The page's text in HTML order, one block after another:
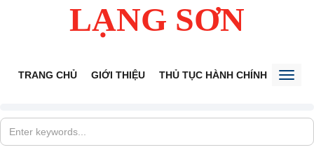
LẠNG SƠN
TRANG CHỦ GIỚI THIỆU THỦ TỤC HÀNH CHÍNH TIẾP